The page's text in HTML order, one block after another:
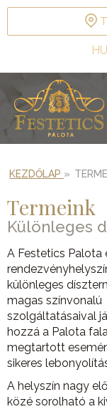
HU
KEZDŐLAP »
Termeink
Különleges
A Festetics Palota
különleges
magas színvonalú
szolgáltatásaival
hozzá a Palota
megtartott
sikeres
A helyszín nagy
közé sorolható a